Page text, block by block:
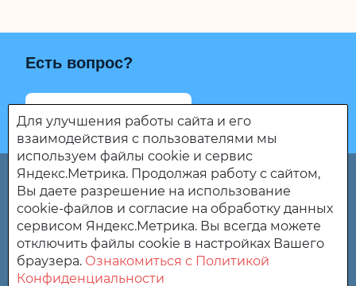
Есть вопрос?
Написать о проблеме
«Сердобский дом-интернат для престарелых и
инвалидов»
442894, Россия, Пензенская область, г. Сердобск, ул.
Ленина, 291.
(8 84167) 2-01-06
Для улучшения работы сайта и его
взаимодействия с пользователями мы
используем файлы cookie и сервис
Яндекс.Метрика. Продолжая работу с сайтом,
Вы даете разрешение на использование
cookie-файлов и согласие на обработку данных
сервисом Яндекс.Метрика. Вы всегда можете
отключить файлы cookie в настройках Вашего
браузера. Ознакомиться с Политикой
Конфиденциальности